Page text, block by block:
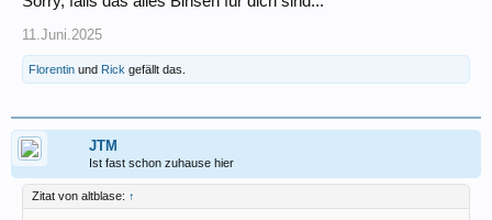
11.Juni.2025
Florentin und Rick gefällt das.
JTM
Ist fast schon zuhause hier
Zitat von altblase: ↑